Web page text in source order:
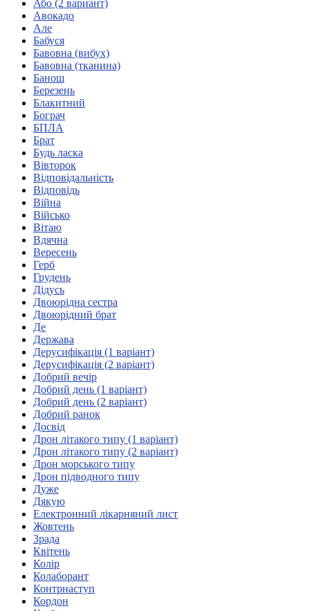
Кадрові зміни
Працевлаштування
Постаті в УТОГ
Все про УТОГ: ваші права, послуги та підтримка:
Важлива інформація
Благодійні справи
Історія глухих
Коронавірус
Брифінги
Корисні інформаційні матеріали від Т. Ломакіної
Про УТОГ
Керівництво УТОГ
Громадські ради УТОГ ⩺
Всеукраїнська молодіжна Рада УТОГ
Молодіжні лідери УТОГ
Мережа УТОГ
Підприємства УТОГ
Рекорди УТОГ
Видання УТОГ
Звіти
Посилання сторінок УТОГ
Контакти
Навчальні програми
Дошкільна освіта
Загальна освіта
Для абітурієнтів
Уроки
Географія
Реєстр перекладачів жестової мови Українського
товариства глухих
Підготовка перекладачів
Або (2 вариант)
Авокадо
Але
Бабуся
Бавовна (вибух)
Бавовна (тканина)
Банош
Березень
Блакитний
Бограч
БПЛА
Брат
Будь ласка
Вівторок
Відповідальність
Відповідь
Війна
Військо
Вітаю
Вдячна
Вересень
Герб
Грудень
Дідусь
Двоюрідна сестра
Двоюрідний брат
Де
Держава
Дерусифікація (1 варіант)
Дерусифікація (2 варіант)
Добрий вечір
Добрий день (1 варіант)
Добрий день (2 варіант)
Добрий ранок
Досвід
Дрон літакого типу (1 варіант)
Дрон літакого типу (2 варіант)
Дрон морського типу
Дрон підводного типу
Дуже
Дякую
Електронний лікарняний лист
Жовтень
Зрада
Квітень
Колір
Колаборант
Контрнаступ
Кордон